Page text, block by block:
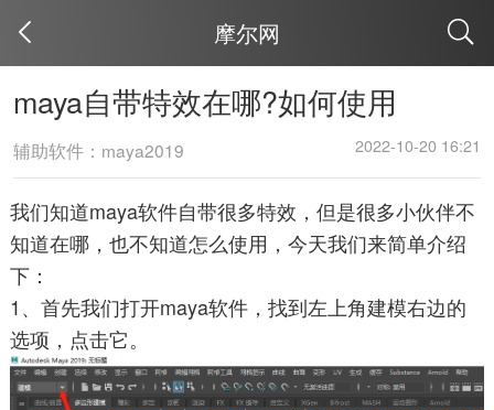
摩尔网
maya自带特效在哪?如何使用
辅助软件：maya2019 2022-10-20 16:21
我们知道maya软件自带很多特效，但是很多小伙伴不
知道在哪，也不知道怎么使用，今天我们来简单介绍
下：
1、首先我们打开maya软件，找到左上角建模右边的
选项，点击它。
取消